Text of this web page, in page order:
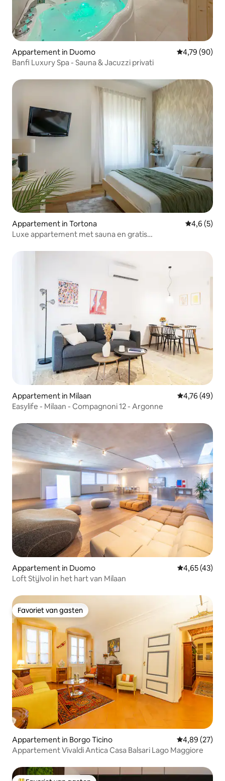
Appartement in Duomo Gemiddelde
4,79 (90)
Banfi Luxury Spa - Sauna & Jacuzzi privati
Appartement in Tortona
4,6 (5)
Luxe appartement met sauna en gratis
Appartement in Milaan Gemiddelde
4,76 (49)
Easylife - Milaan - Compagnoni 12 - Argonne
Appartement in Duomo Gemiddelde
4,65 (43)
Loft Stijlvol in het hart van Milaan
Favoriet van gasten
Favoriet van gasten
Appartement in Borgo Ticino Gemiddelde
4,89 (27)
Appartement Vivaldi Antica Casa Balsari Lago Maggiore